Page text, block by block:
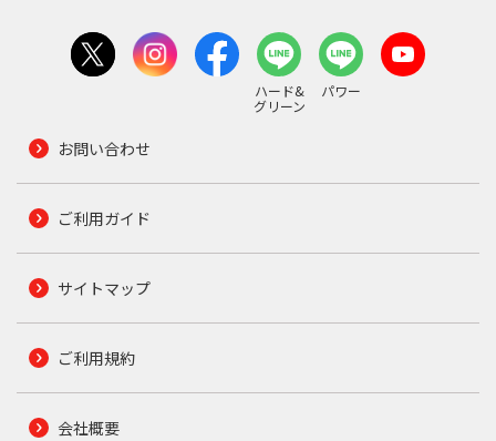
ハード&
グリーン
パワー
お問い合わせ
ご利用ガイド
サイトマップ
ご利用規約
会社概要